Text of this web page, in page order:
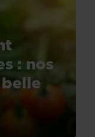
: nos
planter les